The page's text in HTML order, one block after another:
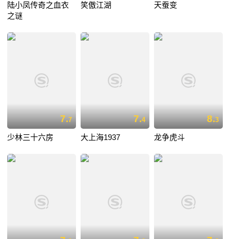
陆小凤传奇之血衣
之谜
笑傲江湖 天蚕变
7.7
少林三十六房
7.4
大上海1937
8.3
龙争虎斗